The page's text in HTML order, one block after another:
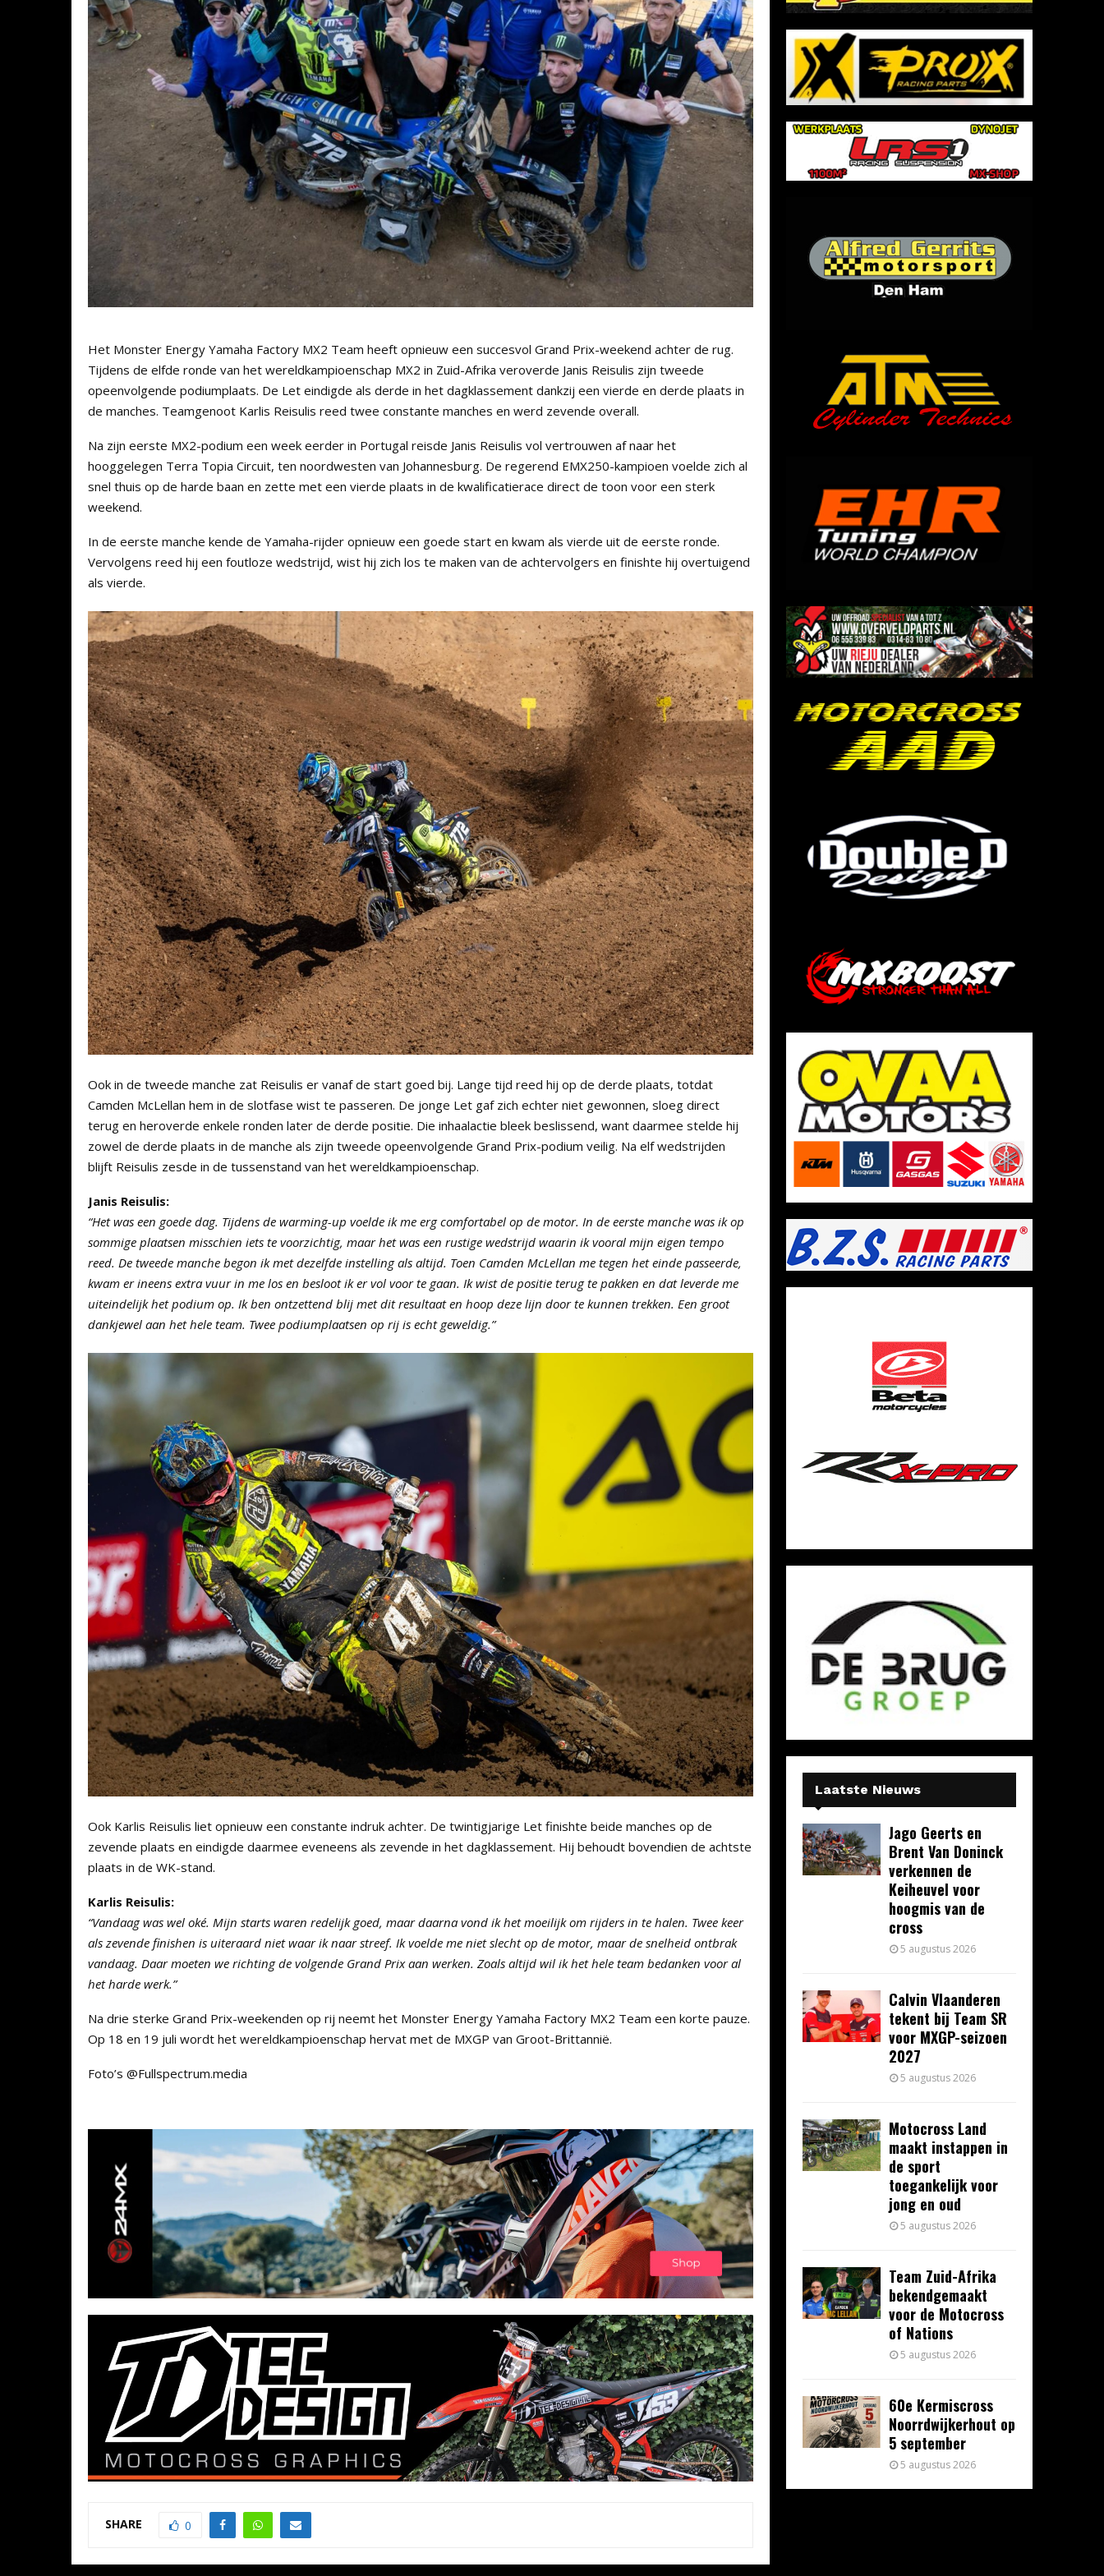
Het Monster Energy Yamaha Factory MX2 Team heeft opnieuw een succesvol Grand Prix-weekend achter de rug.
Tijdens de elfde ronde van het wereldkampioenschap MX2 in Zuid-Afrika veroverde Janis Reisulis zijn tweede
opeenvolgende podiumplaats. De Let eindigde als derde in het dagklassement dankzij een vierde en derde plaats in
de manches. Teamgenoot Karlis Reisulis reed twee constante manches en werd zevende overall.
Na zijn eerste MX2-podium een week eerder in Portugal reisde Janis Reisulis vol vertrouwen af naar het
hooggelegen Terra Topia Circuit, ten noordwesten van Johannesburg. De regerend EMX250-kampioen voelde zich al
snel thuis op de harde baan en zette met een vierde plaats in de kwalificatierace direct de toon voor een sterk
weekend.
In de eerste manche kende de Yamaha-rijder opnieuw een goede start en kwam als vierde uit de eerste ronde.
Vervolgens reed hij een foutloze wedstrijd, wist hij zich los te maken van de achtervolgers en finishte hij overtuigend
als vierde.
Ook in de tweede manche zat Reisulis er vanaf de start goed bij. Lange tijd reed hij op de derde plaats, totdat
Camden McLellan hem in de slotfase wist te passeren. De jonge Let gaf zich echter niet gewonnen, sloeg direct
terug en heroverde enkele ronden later de derde positie. Die inhaalactie bleek beslissend, want daarmee stelde hij
zowel de derde plaats in de manche als zijn tweede opeenvolgende Grand Prix-podium veilig. Na elf wedstrijden
blijft Reisulis zesde in de tussenstand van het wereldkampioenschap.
Janis Reisulis:
“Het was een goede dag. Tijdens de warming-up voelde ik me erg comfortabel op de motor. In de eerste manche was ik op
sommige plaatsen misschien iets te voorzichtig, maar het was een rustige wedstrijd waarin ik vooral mijn eigen tempo
reed. De tweede manche begon ik met dezelfde instelling als altijd. Toen Camden McLellan me tegen het einde passeerde,
kwam er ineens extra vuur in me los en besloot ik er vol voor te gaan. Ik wist de positie terug te pakken en dat leverde me
uiteindelijk het podium op. Ik ben ontzettend blij met dit resultaat en hoop deze lijn door te kunnen trekken. Een groot
dankjewel aan het hele team. Twee podiumplaatsen op rij is echt geweldig.”
Ook Karlis Reisulis liet opnieuw een constante indruk achter. De twintigjarige Let finishte beide manches op de
zevende plaats en eindigde daarmee eveneens als zevende in het dagklassement. Hij behoudt bovendien de achtste
plaats in de WK-stand.
Karlis Reisulis:
“Vandaag was wel oké. Mijn starts waren redelijk goed, maar daarna vond ik het moeilijk om rijders in te halen. Twee keer
als zevende finishen is uiteraard niet waar ik naar streef. Ik voelde me niet slecht op de motor, maar de snelheid ontbrak
vandaag. Daar moeten we richting de volgende Grand Prix aan werken. Zoals altijd wil ik het hele team bedanken voor al
het harde werk.”
Na drie sterke Grand Prix-weekenden op rij neemt het Monster Energy Yamaha Factory MX2 Team een korte pauze.
Op 18 en 19 juli wordt het wereldkampioenschap hervat met de MXGP van Groot-Brittannië.
Foto’s @Fullspectrum.media
SHARE 0
Laatste Nieuws
Jago Geerts en
Brent Van Doninck
verkennen de
Keiheuvel voor
hoogmis van de
cross
5 augustus 2026
Calvin Vlaanderen
tekent bij Team SR
voor MXGP-seizoen
2027
5 augustus 2026
Motocross Land
maakt instappen in
de sport
toegankelijk voor
jong en oud
5 augustus 2026
Team Zuid-Afrika
bekendgemaakt
voor de Motocross
of Nations
5 augustus 2026
60e Kermiscross
Noorrdwijkerhout op
5 september
5 augustus 2026